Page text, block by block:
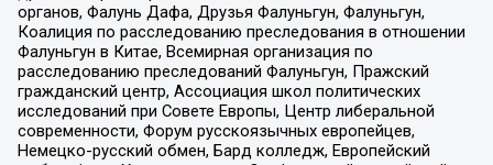
органов, Фалунь Дафа, Друзья Фалуньгун, Фалуньгун,
Коалиция по расследованию преследования в отношении
Фалуньгун в Китае, Всемирная организация по
расследованию преследований Фалуньгун, Пражский
гражданский центр, Ассоциация школ политических
исследований при Совете Европы, Центр либеральной
современности, Форум русскоязычных европейцев,
Немецко-русский обмен, Бард колледж, Европейский